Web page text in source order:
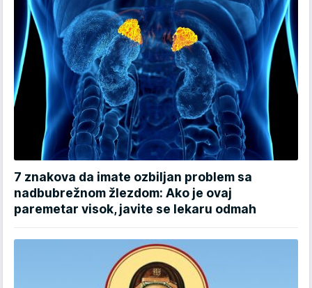
7 znakova da imate ozbiljan problem sa
nadbubrežnom žlezdom: Ako je ovaj
paremetar visok, javite se lekaru odmah